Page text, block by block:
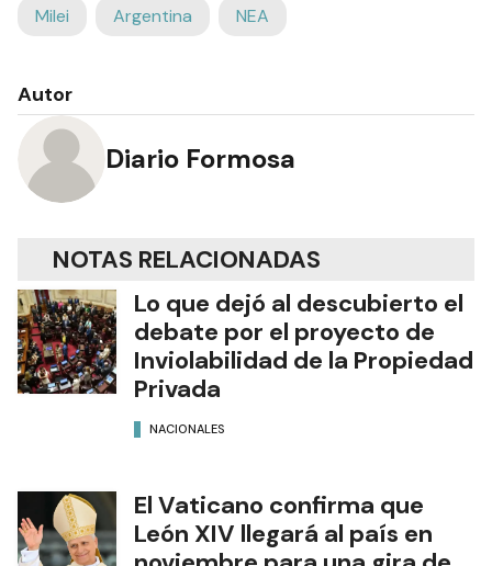
Milei Argentina NEA
Autor
Diario Formosa
NOTAS RELACIONADAS
Lo que dejó al descubierto el
debate por el proyecto de
Inviolabilidad de la Propiedad
Privada
NACIONALES
El Vaticano confirma que
León XIV llegará al país en